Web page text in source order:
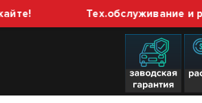
Тех.обслуживание и